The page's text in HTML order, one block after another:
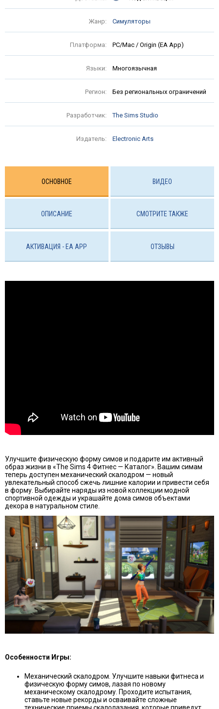
Жанр: Симуляторы
Платформа: PC/Mac / Origin (EA App)
Языки: Многоязычная
Регион: Без региональных ограничений
Разработчик: The Sims Studio
Издатель: Electronic Arts
ОСНОВНОЕ ВИДЕО
ОПИСАНИЕ СМОТРИТЕ ТАКЖЕ
АКТИВАЦИЯ - EA APP ОТЗЫВЫ
Улучшите физическую форму симов и подарите им активный
образ жизни в «The Sims 4 Фитнес — Каталог». Вашим симам
теперь доступен механический скалодром — новый
увлекательный способ сжечь лишние калории и привести себя
в форму. Выбирайте наряды из новой коллекции модной
спортивной одежды и украшайте дома симов объектами
декора в натуральном стиле.
Особенности Игры:
Механический скалодром. Улучшите навыки фитнеса и
физическую форму симов, лазая по новому
механическому скалодрому. Проходите испытания,
ставьте новые рекорды и осваивайте сложные
технические приемы скалолазания, которые приведут